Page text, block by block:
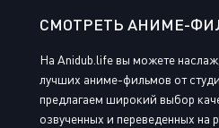
СМОТРЕТЬ АНИМЕ-
На Anidub.life вы можете
лучших аниме-фильмов от
предлагаем широкий выбор
озвученных и переведенных на